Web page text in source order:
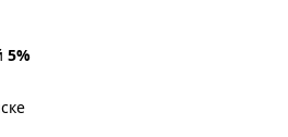
5%